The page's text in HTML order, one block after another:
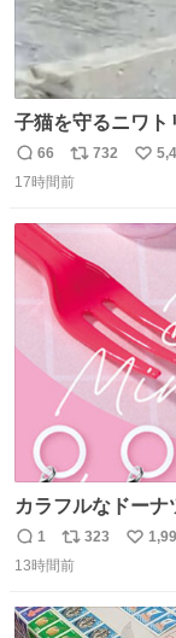
子猫を守るニワトリ...。 雨の中、羽の中に子
る姿に感動した！
返
信
66
リ
ポ
数
732
い
数
17時間前
カラフルなドー
charm マインチ
返
信
1
リ
ポ
ト
323
い
数
13時間前